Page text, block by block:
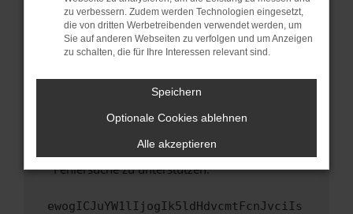
Veraltete Software birgt nicht nur ein
Sicherheitsrisiko, sondern kann auch dazu
führen, dass bestimmte Funktionen nicht mehr
unterstützt werden.
Wende dich an den Webseitenbetreiber.
Wenn du alle oben genannten Schritte versucht
hast, kontaktiere uns bitte. Wir werden
uns diesen Text schicken, um uns bei der
Fehlersuche zu unterstützen:
ewogICJuYW1lIjogIk5ldHdvcmtFcnJvciIs
zu verbessern. Zudem werden Technologien eingesetzt,
die von dritten Werbetreibenden verwendet werden, um
Sie auf anderen Webseiten zu verfolgen und um Anzeigen
zu schalten, die für Ihre Interessen relevant sind.
Speichern
Optionale Cookies ablehnen
Alle akzeptieren